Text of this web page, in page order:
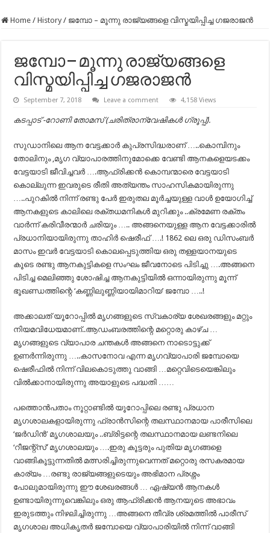
Home / History / ജമ്പോ – മൂന്നു രാജ്യങ്ങളെ വിസ്മയിപ്പിച്ച ഗജരാജന്‍
ജമ്പോ – മൂന്നു രാജ്യങ്ങളെ
വിസ്മയിപ്പിച്ച ഗജരാജന്‍
September 7, 2018 Leave a comment 4,158 Views
കടപ്പാട് -റോണി തോമസ് (ചരിത്രാന്വേഷികൾ ഗ്രൂപ്പ്).
സുഡാനിലെ ആന വേട്ടക്കാര്‍ കുപ്രസിദ്ധരാണ് …..കൊമ്പിനും
തോലിനും ,മൃഗ വ്യാപാരത്തിനുമോക്കെ വേണ്ടി ആനകളെയടക്കം
വേട്ടയാടി ജീവിച്ചവര്‍ ….ആഫ്രിക്കന്‍ കൊമ്പന്മാരെ വേട്ടയാടി
കൊല്ലുന്ന ഇവരുടെ രീതി അത്യന്തം സാഹസികമായിരുന്നു
…..പുറകില്‍ നിന്ന് രണ്ടു പേര്‍ ഇരുതല മൂര്‍ച്ചയുള്ള വാള്‍ ഉയോഗിച്ച്
ആനകളുടെ കാലിലെ രക്തധമനികള്‍ മുറിക്കും ..ക്രമേണ രക്തം
വാര്‍ന്ന്‍ കരിവീരന്മാര്‍ ചരിയും ….. അങ്ങനെയുള്ള ആന വേട്ടക്കാരില്‍
പ്രധാനിയായിരുന്നു താഹിര്‍ ഷെരീഫ് ….! 1862 ലെ ഒരു ഡിസംബര്‍
മാസം ഇവര്‍ വേട്ടയാടി കൊലപ്പെടുത്തിയ ഒരു തള്ളയാനയുടെ
കൂടെ രണ്ടു ആനകുട്ടികളെ സംഘം ജീവനോടെ പിടിച്ചു ….അങ്ങനെ
പിടിച്ച മെലിഞ്ഞു ശോഷിച്ച ആനകുട്ടിയില്‍ ഒന്നായിരുന്നു മൂന്ന്
ഭൂഖണ്ഡത്തിന്റെ ‘കണ്ണിലുണ്ണിയായിമാറിയ’ ജമ്പോ …..!
അക്കാലത് യൂറോപ്പില്‍ മൃഗങ്ങളുടെ സ്വകാര്യ ശേഖരങ്ങളും മറ്റും
നിയമവിധേയമാണ്..ആഡംബരത്തിന്റെ മറ്റൊരു കാഴ്ച …
മൃഗങ്ങളുടെ വ്യാപാര ചന്തകള്‍ അങ്ങനെ നാടൊട്ടുക്ക്
ഉണര്‍ന്നിരുന്നു …..കാസനോവ എന്ന മൃഗവ്യാപാരി ജമ്പോയെ
ഷെരീഫില്‍ നിന്ന് വിലകൊടുത്തു വാങ്ങി …മറ്റെവിടെയെങ്കിലും
വില്‍ക്കാനായിരുന്നു അയാളുടെ പദ്ധതി ……
പത്തൊന്‍പതാം നൂറ്റാണ്ടില്‍ യൂറോപ്പിലെ രണ്ടു പ്രധാന
മൃഗശാലകളായിരുന്നു ഫ്രാന്‍സിന്റെ തലസ്ഥാനമായ പാരീസിലെ
‘ജര്‍ഡിന്‍’ മൃഗശാലയും ..ബ്രിട്ടന്റെ തലസ്ഥാനമായ ലണ്ടനിലെ
‘റീജന്റ്സ്’ മൃഗശാലയും ….ഇരു കൂട്ടരും പുതിയ മൃഗങ്ങളെ
വാങ്ങികൂട്ടുന്നതില്‍ മത്സരിച്ചിരുന്നുവെന്നത് മറ്റൊരു രസകരമായ
കാര്യം …രണ്ടു രാജ്യങ്ങളുടെയും അഭിമാന പ്രശ്നം
പോലുമായിരുന്നു ഈ ശേഖരങ്ങള്‍ … ഏഷ്യന്‍ ആനകള്‍
ഉണ്ടായിരുന്നുവെങ്കിലും ഒരു ആഫ്രിക്കന്‍ ആനയുടെ അഭാവം
ഇരുടത്തും നിഴലിച്ചിരുന്നു …അങ്ങനെ തീവ്ര ശ്രമത്തില്‍ പാരീസ്
മൃഗശാല അധികൃതര്‍ ജമ്പോയെ വ്യാപാരിയില്‍ നിന്ന് വാങ്ങി